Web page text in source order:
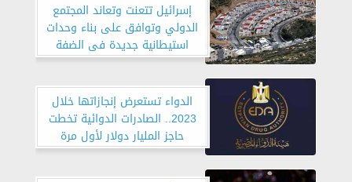
إسرائيل تتعنت وتعاند المجتمع
الدولي وتوافق على بناء وحدات
استيطانية جديدة فى الضفة
الغربية
الدواء تستعرض إنجازاتها خلال
2023.. الصادرات الدوائية تخطت
حاجز المليار دولار لأول مرة